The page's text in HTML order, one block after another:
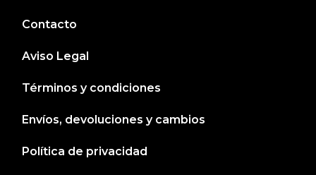
Contacto
Aviso Legal
Términos y condiciones
Envíos, devoluciones y cambios
Política de privacidad